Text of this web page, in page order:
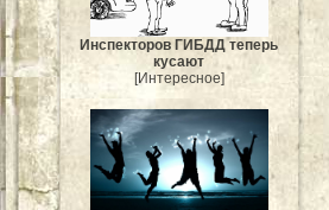
Инспекторов ГИБДД теперь
кусают
[Интересное]